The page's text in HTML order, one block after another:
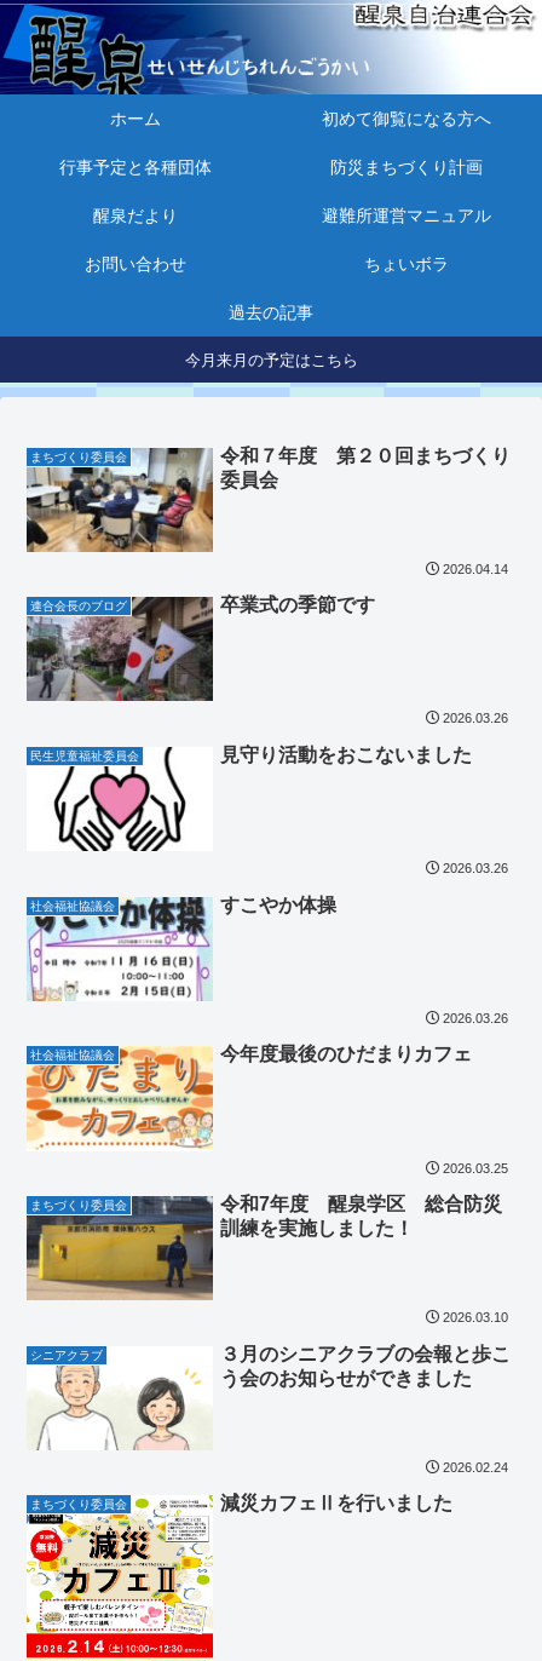
ホーム 初めて御覧になる方へ
行事予定と各種団体 防災まちづくり計画
醒泉だより 避難所運営マニュアル
お問い合わせ ちょいボラ
過去の記事
今月来月の予定はこちら
まちづくり委員会
令和７年度 第２０回まちづくり
委員会
2026.04.14
連合会長のブログ 卒業式の季節です
2026.03.26
民生児童福祉委員会 見守り活動をおこないました
2026.03.26
社会福祉協議会 すこやか体操
2026.03.26
社会福祉協議会 今年度最後のひだまりカフェ
2026.03.25
まちづくり委員会
令和7年度 醒泉学区 総合防災
訓練を実施しました！
2026.03.10
シニアクラブ
３月のシニアクラブの会報と歩こ
う会のお知らせができました
2026.02.24
まちづくり委員会 減災カフェⅡを行いました